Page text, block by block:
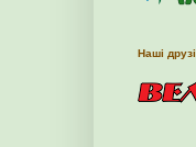
Наші друзі